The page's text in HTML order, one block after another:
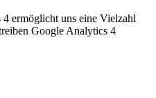
ermöglicht uns eine Vielzahl
Google Analytics 4